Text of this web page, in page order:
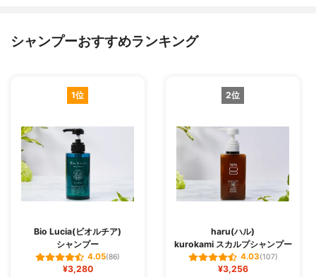
シャンプーおすすめランキング
1位
Bio Lucia(ビオルチア)
シャンプー
4.05(86)
¥3,280
2位
haru(ハル)
kurokami スカルプシャンプー
4.03(107)
¥3,256